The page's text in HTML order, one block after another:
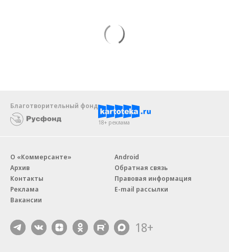
Благотворительный фонд
18+ реклама
О «Коммерсанте»
Архив
Контакты
Реклама
Вакансии
Android
Обратная связь
Правовая информация
E-mail рассылки
18+